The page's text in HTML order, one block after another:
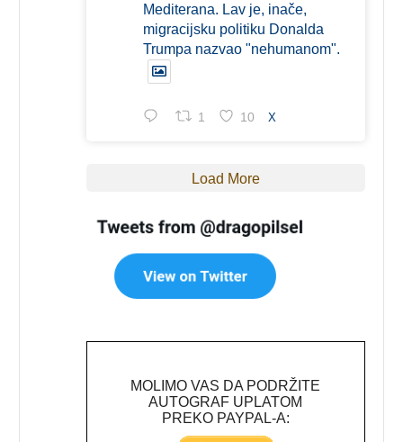
Mediterana. Lav je, inače,
migracijsku politiku Donalda
Trumpa nazvao "nehumanom".
1 10 X
Load More
MOLIMO VAS DA PODRŽITE
AUTOGRAF UPLATOM
PREKO PAYPAL-A: